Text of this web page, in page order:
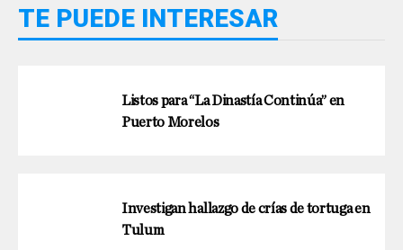
TE PUEDE INTERESAR
Listos para “La Dinastía Continúa” en
Puerto Morelos
Investigan hallazgo de crías de tortuga en
Tulum